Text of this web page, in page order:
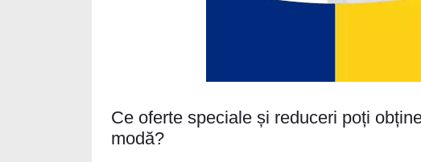
Ce oferte speciale și reduceri poți
modă?